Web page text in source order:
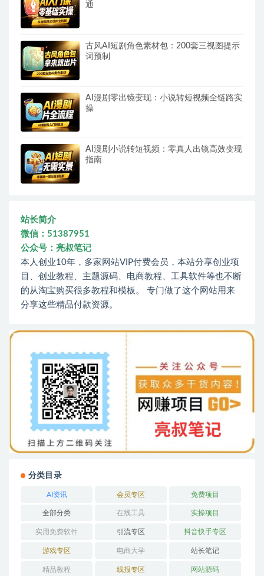
通
古风AI短剧角色素材包：200套三视图提示
词预制
AI漫剧零出镜变现：小说转短视频全链路实
操
AI漫剧小说转短视频：零真人出镜高效变现
指南
站长简介
微信：51387951
公众号：亮叔笔记
本人创业10年，多家网站VIP付费会员，本站分享创业项
目、创业教程、主题源码、电商教程、工具软件等也不断
的从淘宝购买很多教程和模板。 专门做了这个网站用来
分享这些精品付款资源。
分类目录
AI资讯 会员专区 免费项目
全部分类 在线工具 实操项目
实用免费软件 引流专区 抖音快手专区
游戏专区 电商大学 站长笔记
精品教程 线报专区 网站源码